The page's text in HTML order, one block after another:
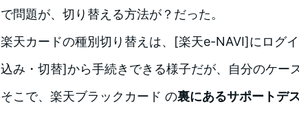
で問題が、切り替える方法が？だった。
楽天カードの種別切り替えは、[楽天e-NAVI]にログ
込み・切替]から手続きできる様子だが、自分のケー
そこで、楽天ブラックカード の裏にあるサポートデ